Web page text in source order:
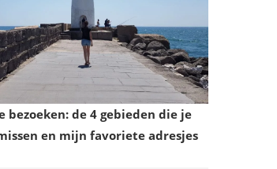
bezoeken: de 4 gebieden die je
en mijn favoriete adresjes